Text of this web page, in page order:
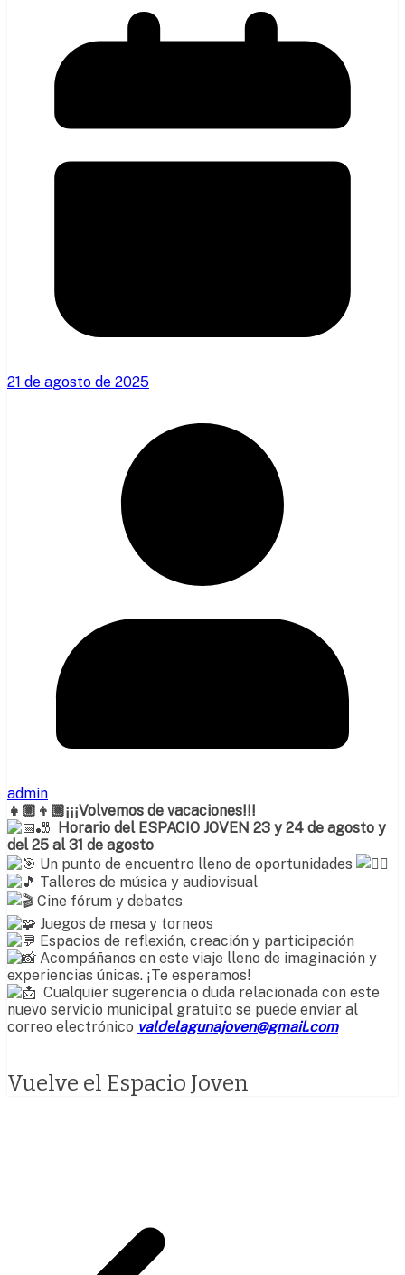
21 de agosto de 2025
admin
👧🏼👦🏼¡¡¡Volvemos de vacaciones!!!
🎳
Horario del ESPACIO JOVEN 23 y 24 de agosto y
del 25 al 31 de agosto
Un punto de encuentro lleno de oportunidades
Talleres de música y audiovisual
Cine fórum y debates
Juegos de mesa y torneos
Espacios de reflexión, creación y participación
Acompáñanos en este viaje lleno de imaginación y
experiencias únicas. ¡Te esperamos!
Cualquier sugerencia o duda relacionada con este
nuevo servicio municipal gratuito se puede enviar al
correo electrónico valdelagunajoven@gmail.com
Vuelve el Espacio Joven